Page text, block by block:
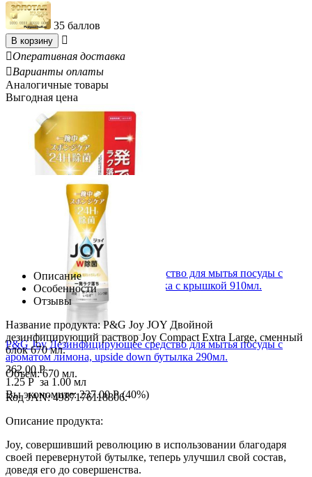
35 баллов
В корзину

Оперативная доставка
Варианты оплаты
Аналогичные товары
Выгодная цена
P&G Joy Дезинфицирующее средство для мытья посуды с
ароматом лимона, мягкая упаковка с крышкой 910мл.
937.00 Р
за 1.00 мл
Вы экономите:862.00 Р( 48%)
P&G Joy Дезинфицирующее средство для мытья посуды с
ароматом лимона, upside down бутылка 290мл.
362.00 Р
1.25 Р за 1.00 мл
Вы экономите:237.00 Р(40%)
Описание
Особенности
Отзывы
Название продукта: P&G Joy JOY Двойной
дезинфицирующий раствор Joy Compact Extra Large, сменный
блок 670 мл.
Объем: 670 мл.
Код JAN: 4987176118806.
Описание продукта:
Joy, совершивший революцию в использовании благодаря
своей перевернутой бутылке, теперь улучшил свой состав,
доведя его до совершенства.